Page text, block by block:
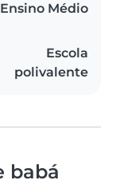
Ensino Médio
Escola
polivalente
babá